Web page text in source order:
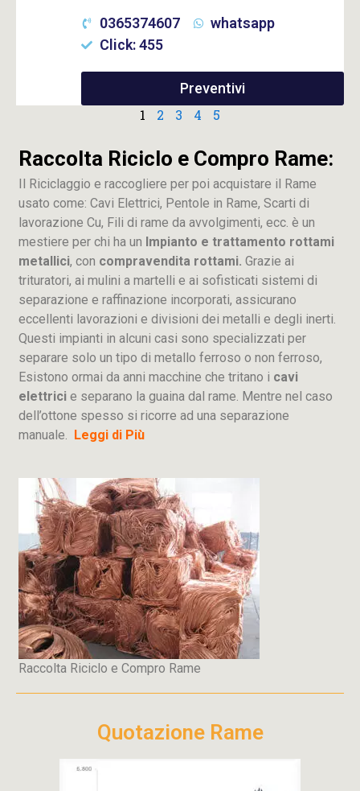
0365374607
whatsapp
Click: 455
Preventivi
1
2 3 4 5
Raccolta Riciclo e Compro Rame:
Il Riciclaggio e raccogliere per poi acquistare il Rame
usato come: Cavi Elettrici, Pentole in Rame, Scarti di
lavorazione Cu, Fili di rame da avvolgimenti, ecc. è un
mestiere per chi ha un Impianto e trattamento rottami
metallici, con compravendita rottami. Grazie ai
trituratori, ai mulini a martelli e ai sofisticati sistemi di
separazione e raffinazione incorporati, assicurano
eccellenti lavorazioni e divisioni dei metalli e degli inerti.
Questi impianti in alcuni casi sono specializzati per
separare solo un tipo di metallo ferroso o non ferroso,
Esistono ormai da anni macchine che tritano i cavi
elettrici e separano la guaina dal rame. Mentre nel caso
dell’ottone spesso si ricorre ad una separazione
manuale. Leggi di Più
Raccolta Riciclo e Compro Rame
Quotazione Rame